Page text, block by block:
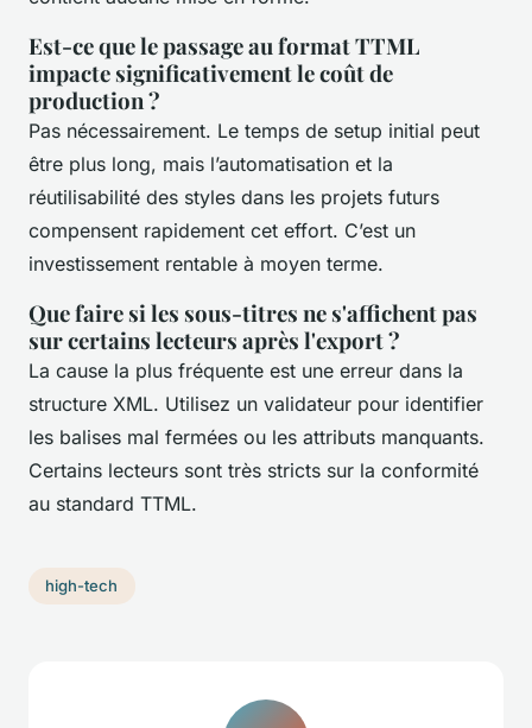
Est-ce que le passage au format TTML
impacte significativement le coût de
production ?
Pas nécessairement. Le temps de setup initial peut
être plus long, mais l’automatisation et la
réutilisabilité des styles dans les projets futurs
compensent rapidement cet effort. C’est un
investissement rentable à moyen terme.
Que faire si les sous-titres ne s'affichent pas
sur certains lecteurs après l'export ?
La cause la plus fréquente est une erreur dans la
structure XML. Utilisez un validateur pour identifier
les balises mal fermées ou les attributs manquants.
Certains lecteurs sont très stricts sur la conformité
au standard TTML.
high-tech